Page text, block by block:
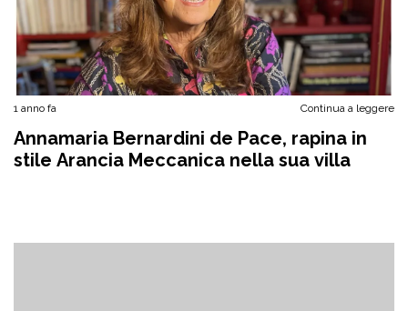
1 anno fa Continua a leggere
Annamaria Bernardini de Pace, rapina in
stile Arancia Meccanica nella sua villa